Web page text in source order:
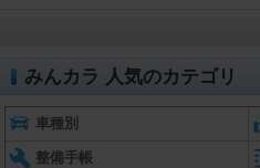
みんカラ 人気のカテゴリ
車種別
整備手帳